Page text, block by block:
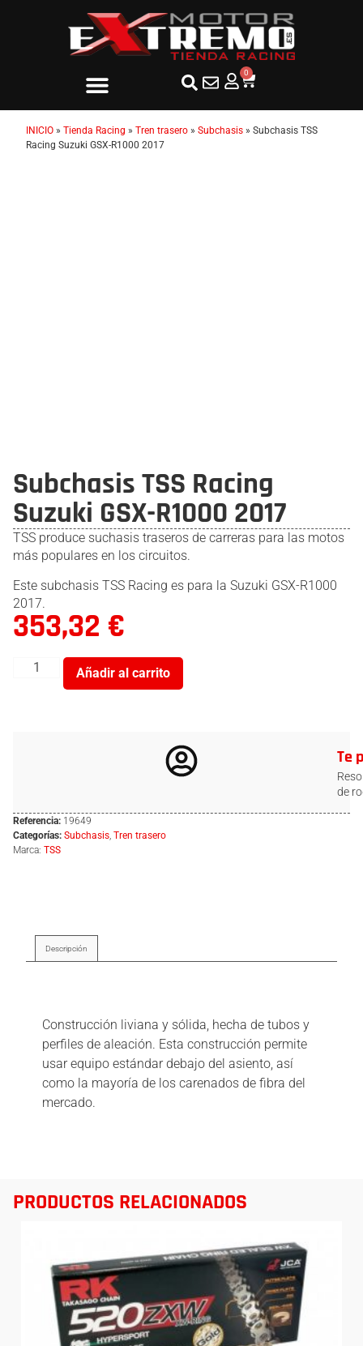
0
INICIO » Tienda Racing » Tren trasero » Subchasis » Subchasis TSS
Racing Suzuki GSX-R1000 2017
Subchasis TSS Racing
Suzuki GSX-R1000 2017
TSS produce suchasis traseros de carreras para las motos
más populares en los circuitos.
Este subchasis TSS Racing es para la Suzuki GSX-R1000
2017.
353,32 €
Añadir al carrito
Te
de
Referencia: 19649
Categorías: Subchasis Tren trasero
Marca: TSS
Descripción
Construcción liviana y sólida, hecha de tubos y
perfiles de aleación. Esta construcción permite
usar equipo estándar debajo del asiento, así
como la mayoría de los carenados de fibra del
mercado.
PRODUCTOS RELACIONADOS